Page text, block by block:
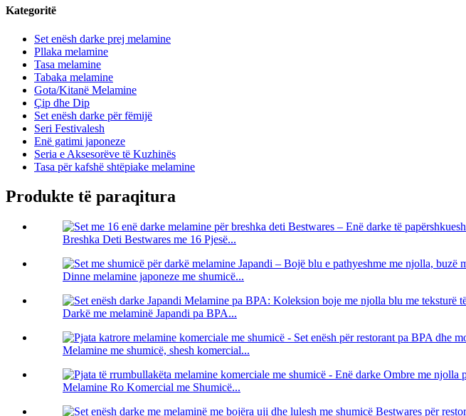
Kategoritë
Set enësh darke prej melamine
Pllaka melamine
Tasa melamine
Tabaka melamine
Gota/Kitanë Melamine
Çip dhe Dip
Set enësh darke për fëmijë
Seri Festivalesh
Enë gatimi japoneze
Seria e Aksesorëve të Kuzhinës
Tasa për kafshë shtëpiake melamine
Produkte të paraqitura
Breshka Deti Bestwares me 16 Pjesë...
Dinne melamine japoneze me shumicë...
Darkë me melaminë Japandi pa BPA...
Melamine me shumicë, shesh komercial...
Melamine Ro Komercial me Shumicë...